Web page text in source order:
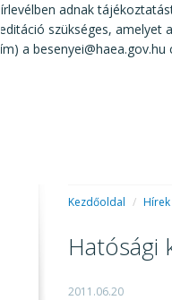
adnak
szükséges,
a
Kezdőoldal / Hírek
Hatósági
2011.06.20